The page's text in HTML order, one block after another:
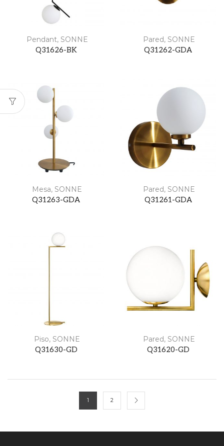
Pendant, SONNE
Q31626-BK
Pared, SONNE
Q31262-GDA
Mesa, SONNE
Q31263-GDA
Pared, SONNE
Q31261-GDA
Piso, SONNE
Q31630-GD
Pared, SONNE
Q31620-GD
1 2